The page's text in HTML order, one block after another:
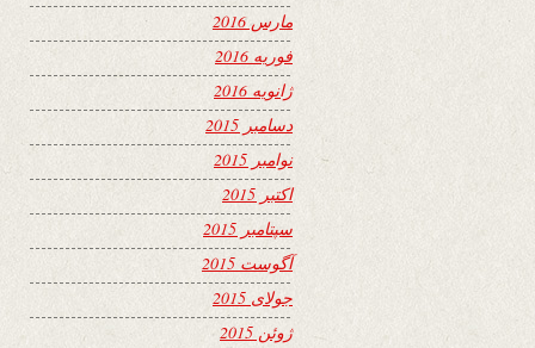
مارس 2016
فوریه 2016
ژانویه 2016
دسامبر 2015
نوامبر 2015
اکتبر 2015
سپتامبر 2015
آگوست 2015
جولای 2015
ژوئن 2015